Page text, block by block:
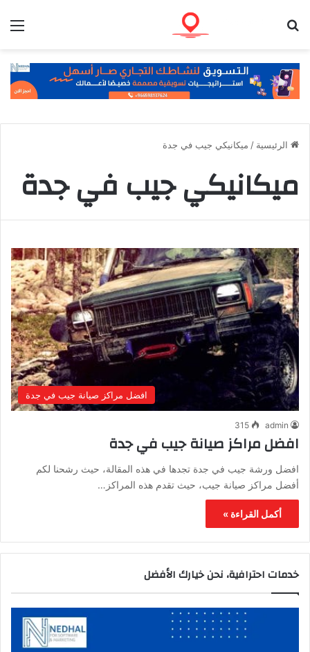
الرئيسية / ميكانيكي جيب في جدة
ميكانيكي جيب في جدة
افضل مراكز صيانة جيب في جدة
admin
315
افضل مراكز صيانة جيب في جدة
افضل ورشة جيب في جدة تجدها في هذه المقالة، حيث رشحنا لكم
أفضل مراكز صيانة جيب، حيث تقدم هذه المراكز…
أكمل القراءة »
خدمات احترافية، نحن خيارك الأفضل